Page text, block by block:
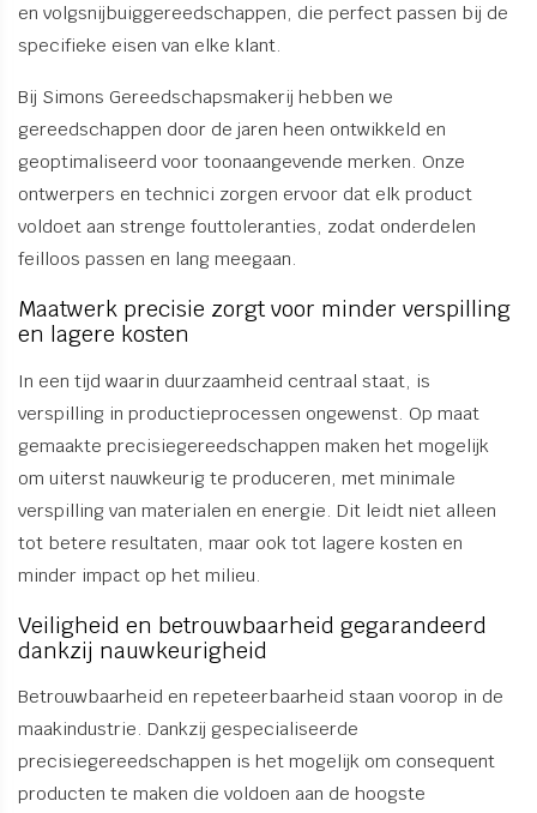
en volgsnijbuiggereedschappen, die perfect passen bij de
specifieke eisen van elke klant.
Bij Simons Gereedschapsmakerij hebben we
gereedschappen door de jaren heen ontwikkeld en
geoptimaliseerd voor toonaangevende merken. Onze
ontwerpers en technici zorgen ervoor dat elk product
voldoet aan strenge fouttoleranties, zodat onderdelen
feilloos passen en lang meegaan.
Maatwerk precisie zorgt voor minder verspilling
en lagere kosten
In een tijd waarin duurzaamheid centraal staat, is
verspilling in productieprocessen ongewenst. Op maat
gemaakte precisiegereedschappen maken het mogelijk
om uiterst nauwkeurig te produceren, met minimale
verspilling van materialen en energie. Dit leidt niet alleen
tot betere resultaten, maar ook tot lagere kosten en
minder impact op het milieu.
Veiligheid en betrouwbaarheid gegarandeerd
dankzij nauwkeurigheid
Betrouwbaarheid en repeteerbaarheid staan voorop in de
maakindustrie. Dankzij gespecialiseerde
precisiegereedschappen is het mogelijk om consequent
producten te maken die voldoen aan de hoogste